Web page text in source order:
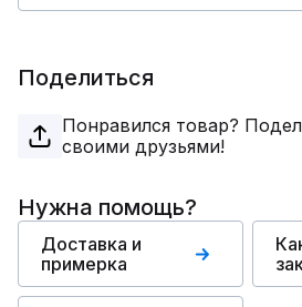
Поделиться
Понравился товар?
своими друзьями!
Нужна помощь?
Доставка и
примерка